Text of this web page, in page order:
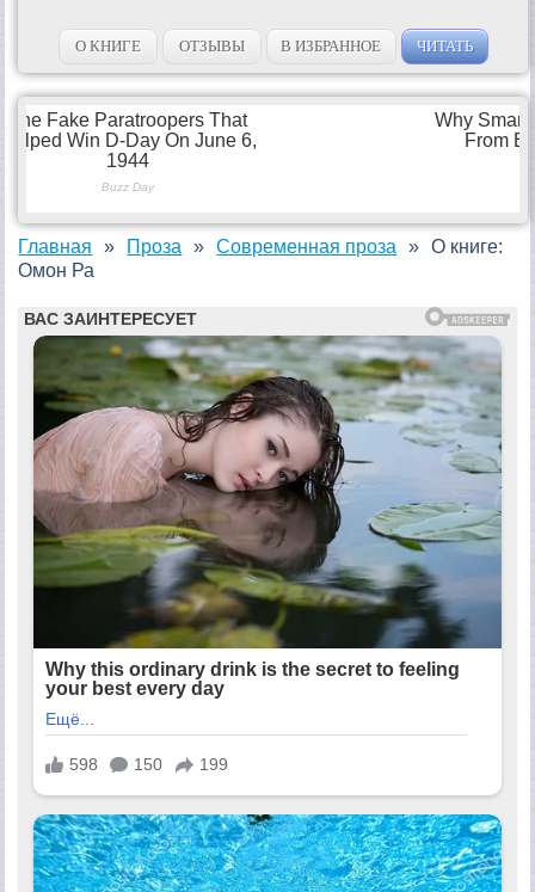
О КНИГЕ ОТЗЫВЫ В ИЗБРАННОЕ ЧИТАТЬ
Главная Проза Современная проза
О книге:
Омон Ра